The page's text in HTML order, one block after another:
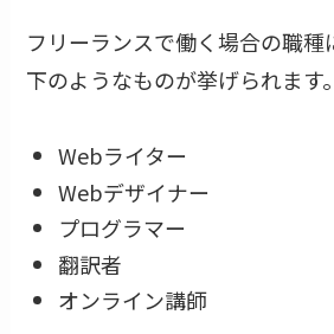
フリーランスで働く場合の職種
下のようなものが挙げられます。
Webライター
Webデザイナー
プログラマー
翻訳者
オンライン講師